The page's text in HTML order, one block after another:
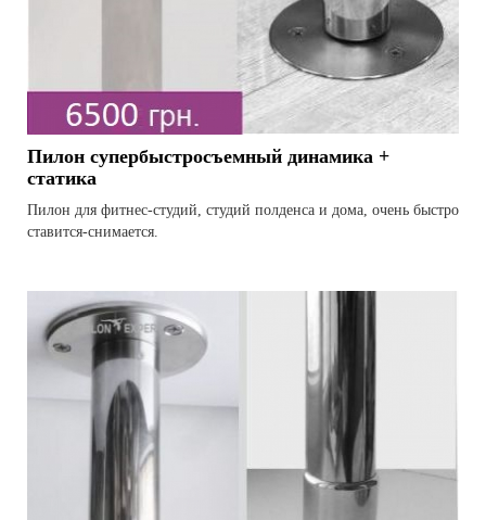
Пилон супербыстросъемный динамика +
статика
Пилон для фитнес-студий, студий полденса и дома, очень быстро
ставится-снимается.